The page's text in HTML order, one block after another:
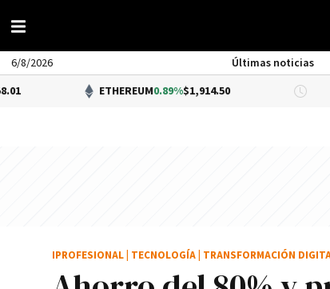
6/8/2026 Últimas noticias
ETHEREUM0.89%$1,914.50 DÓLAR
IPROFESIONAL TECNOLOGÍA TRANSFORMACIÓN